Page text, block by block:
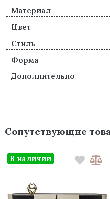
Материал
Цвет
Стиль
Форма
Дополнительно
Сопутствующие
В наличии